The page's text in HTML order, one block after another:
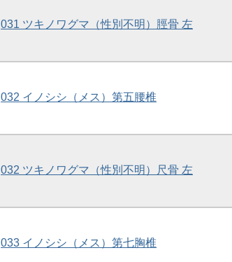
031 ツキノワグマ（性別不明）脛骨 左
032 イノシシ（メス）第五腰椎
032 ツキノワグマ（性別不明）尺骨 左
033 イノシシ（メス）第七胸椎